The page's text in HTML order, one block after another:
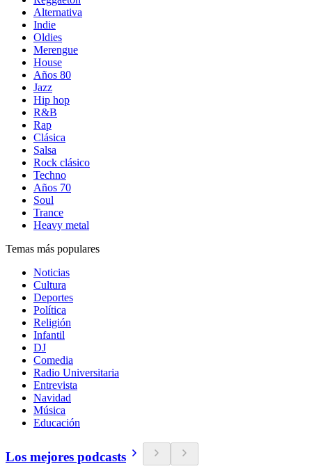
Alternativa
Indie
Oldies
Merengue
House
Años 80
Jazz
Hip hop
R&B
Rap
Clásica
Salsa
Rock clásico
Techno
Años 70
Soul
Trance
Heavy metal
Temas más populares
Noticias
Cultura
Deportes
Política
Religión
Infantil
DJ
Comedia
Radio Universitaria
Entrevista
Navidad
Música
Educación
Los mejores podcasts